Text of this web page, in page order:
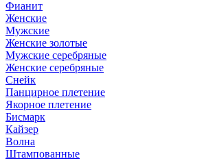
Фианит
Женские
Мужские
Женские золотые
Мужские серебряные
Женские серебряные
Снейк
Панцирное плетение
Якорное плетение
Бисмарк
Кайзер
Волна
Штампованные